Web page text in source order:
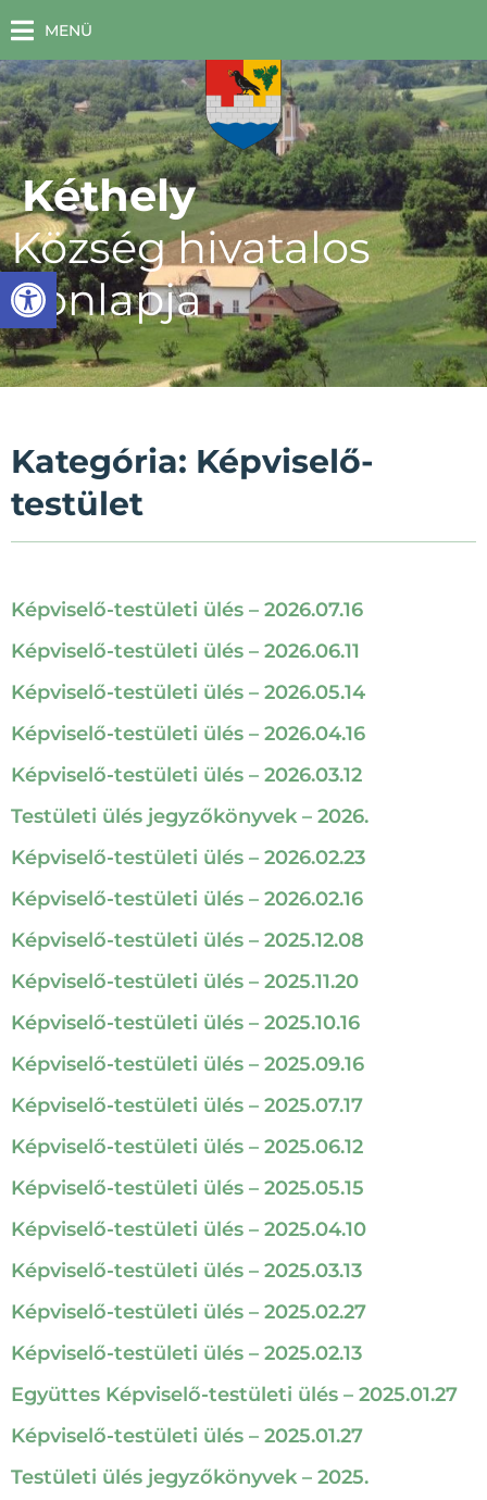
Eszköztár megnyitása
MENÜ
Kéthely
Község hivatalos
honlapja
Kategória: Képviselő-
testület
Képviselő-testületi ülés – 2026.07.16
Képviselő-testületi ülés – 2026.06.11
Képviselő-testületi ülés – 2026.05.14
Képviselő-testületi ülés – 2026.04.16
Képviselő-testületi ülés – 2026.03.12
Testületi ülés jegyzőkönyvek – 2026.
Képviselő-testületi ülés – 2026.02.23
Képviselő-testületi ülés – 2026.02.16
Képviselő-testületi ülés – 2025.12.08
Képviselő-testületi ülés – 2025.11.20
Képviselő-testületi ülés – 2025.10.16
Képviselő-testületi ülés – 2025.09.16
Képviselő-testületi ülés – 2025.07.17
Képviselő-testületi ülés – 2025.06.12
Képviselő-testületi ülés – 2025.05.15
Képviselő-testületi ülés – 2025.04.10
Képviselő-testületi ülés – 2025.03.13
Képviselő-testületi ülés – 2025.02.27
Képviselő-testületi ülés – 2025.02.13
Együttes Képviselő-testületi ülés – 2025.01.27
Képviselő-testületi ülés – 2025.01.27
Testületi ülés jegyzőkönyvek – 2025.